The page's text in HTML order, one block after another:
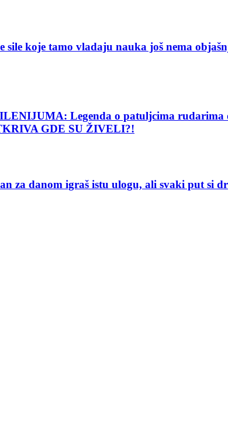
koje tamo vladaju nauka još nema
Legenda o patuljcima rudarima
GDE SU ŽIVELI?!
za danom igraš istu ulogu, ali svaki put si